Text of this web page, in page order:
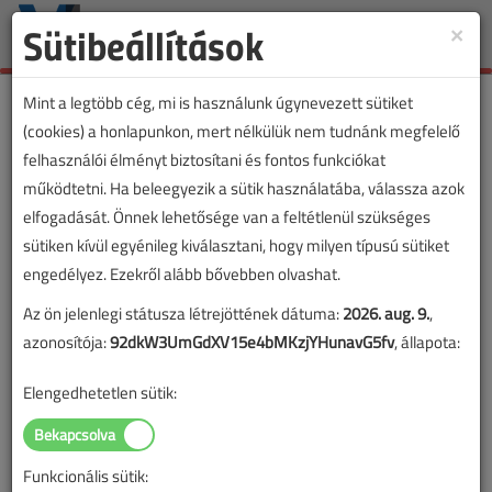
Toggle
×
Sütibeállítások
Mint a legtöbb cég, mi is használunk úgynevezett sütiket
(cookies) a honlapunkon, mert nélkülük nem tudnánk megfelelő
felhasználói élményt biztosítani és fontos funkciókat
működtetni. Ha beleegyezik a sütik használatába, válassza azok
elfogadását. Önnek lehetősége van a feltétlenül szükséges
sütiken kívül egyénileg kiválasztani, hogy milyen típusú sütiket
engedélyez. Ezekről alább bővebben olvashat.
Az ön jelenlegi státusza létrejöttének dátuma:2026. aug. 9.,
azonosítója:92dkW3UmGdXV15e4bMKzjYHunavG5fv, állapota:
Elengedhetetlen sütik:
Funkcionális sütik: